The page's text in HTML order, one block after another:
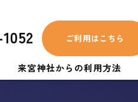
ご利用はこちら
来宮神社からの利用方法